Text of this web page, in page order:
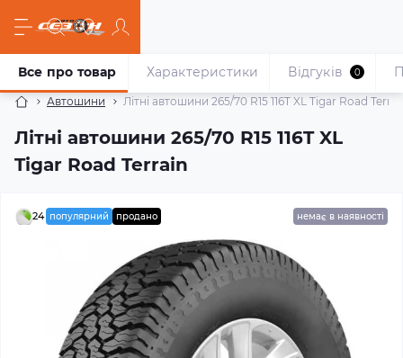
Автошини Літні автошини 265/70 R15 116T XL Tigar Road
Літні автошини 265/70 R15 116T XL
Tigar Road Terrain
Все про товар Характеристики Відгуків 0
24 популярний продано немає в наявності